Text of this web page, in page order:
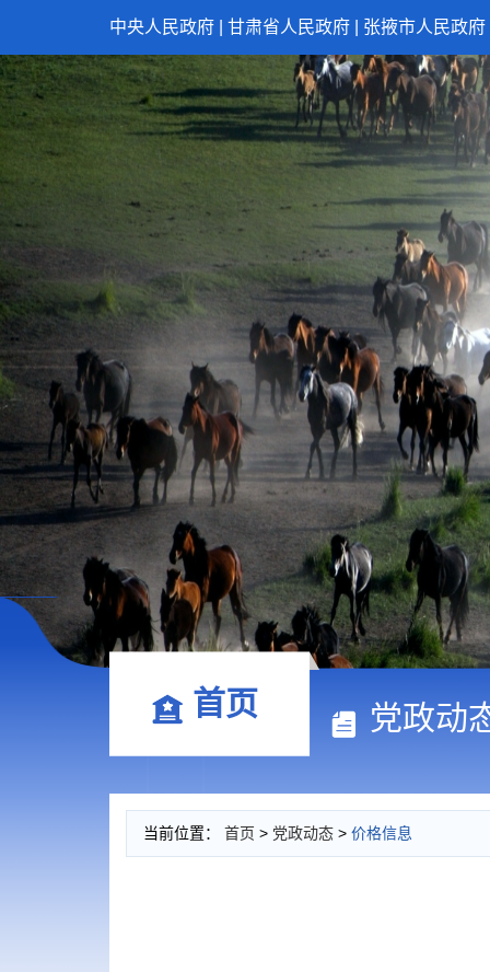
中央人民政府 甘肃省人民政府 张掖市人民政府
首页 党政动
当前位置： 首页 > 党政动态 > 价格信息